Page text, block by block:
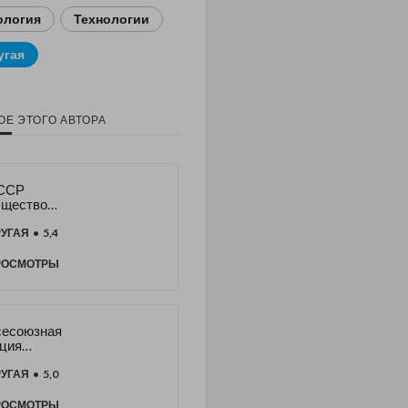
Технологии
ЭТОГО АВТОРА
• 5,4
и
• 5,0